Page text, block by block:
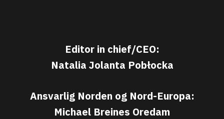
Editor in chief/CEO:
Natalia Jolanta Pobłocka
Ansvarlig Norden og Nord-Europa:
Michael Breines Oredam